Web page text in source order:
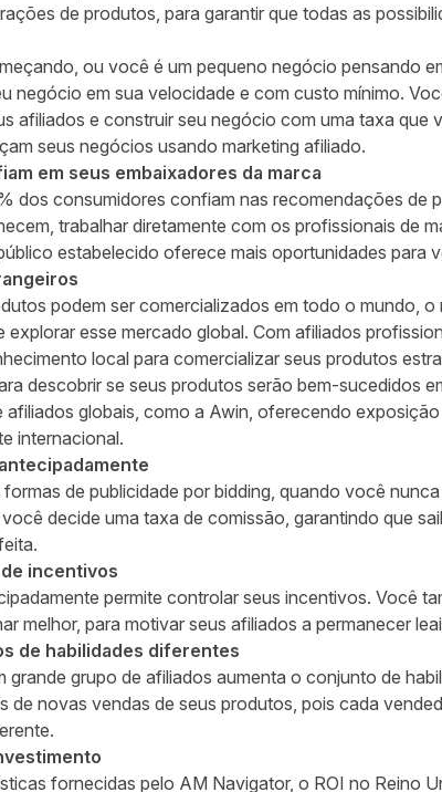
de produtos, para garantir que todas as
ou você é um pequeno negócio pensando
negócio em sua velocidade e com custo mínimo.
afiliados e construir seu negócio com uma taxa que
seus negócios usando marketing afiliado.
em seus embaixadores da marca
dos consumidores confiam nas recomendações de
trabalhar diretamente com os profissionais de
estabelecido oferece mais oportunidades para
podem ser comercializados em todo o mundo, o
esse mercado global. Com afiliados
local para comercializar seus produtos
descobrir se seus produtos serão bem-sucedidos
afiliados globais, como a Awin, oferecendo
internacional.
de publicidade por bidding, quando você
decide uma taxa de comissão, garantindo que
incentivos
permite controlar seus incentivos. Você
melhor, para motivar seus afiliados a permanecer
de habilidades diferentes
grande grupo de afiliados aumenta o conjunto de
de novas vendas de seus produtos, pois cada
fornecidas pelo AM Navigator, o ROI no Reino